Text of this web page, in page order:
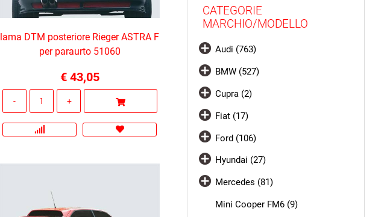
lama DTM posteriore Rieger ASTRA F
per paraurto 51060
€ 43,05
CATEGORIE
MARCHIO/MODELLO
Audi (763)
BMW (527)
Cupra (2)
Fiat (17)
Ford (106)
Hyundai (27)
Mercedes (81)
Mini Cooper FM6 (9)